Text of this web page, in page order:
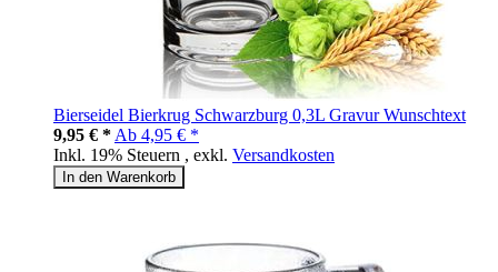
Bierseidel Bierkrug Schwarzburg 0,3L Gravur Wunschtext
9,95 € * Ab 4,95 € *
Inkl. 19% Steuern , exkl. Versandkosten
In den Warenkorb